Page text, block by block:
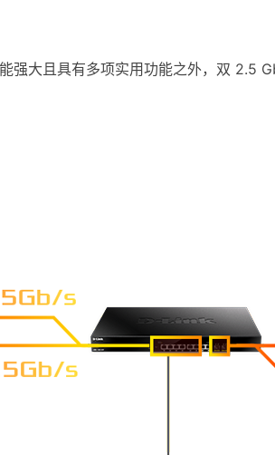
大且具有多项实用功能之外，双 2.5